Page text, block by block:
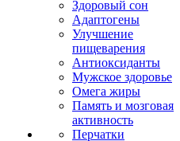
Здоровый сон
Адаптогены
Улучшение
пищеварения
Антиоксиданты
Мужское здоровье
Омега жиры
Память и мозговая
активность
Перчатки